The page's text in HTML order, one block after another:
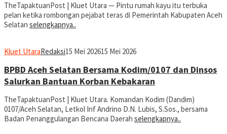
TheTapaktuanPost | Kluet Utara — Pintu rumah kayu itu terbuka
pelan ketika rombongan pejabat teras di Pemerintah Kabupaten Aceh
Selatan selengkapnya..
Kluet UtaraRedaksi15 Mei 202615 Mei 2026
BPBD Aceh Selatan Bersama Kodim/0107 dan Dinsos
Salurkan Bantuan Korban Kebakaran
TheTapaktuanPost | Kluet Utara. Komandan Kodim (Dandim)
0107/Aceh Selatan, Letkol Inf Andrino D.N. Lubis, S.Sos., bersama
Badan Penanggulangan Bencana Daerah selengkapnya..